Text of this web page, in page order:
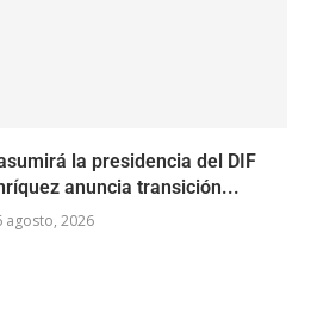
la presidencia del DIF
anuncia transición...
agosto, 2026